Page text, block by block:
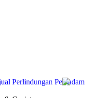
Perlindungan